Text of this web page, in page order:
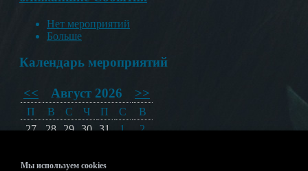
Нет мероприятий
Больше
Календарь мероприятий
<< Август 2026 >>
П В С Ч П С
В
27
28 29 30 31 1
2
10
11 12 13 14
Мы используем cookies